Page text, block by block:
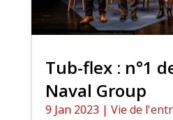
Tub-flex : n°1
Naval Group
9 Jan 2023 | Vie de